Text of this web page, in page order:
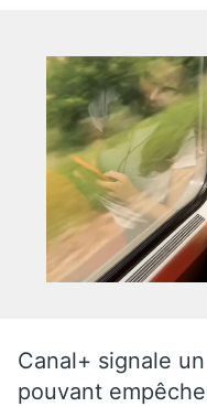
Canal+ signale
pouvant